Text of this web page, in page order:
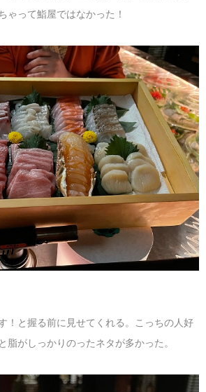
ゃって鮨屋ではなかった！
！と握る前に見せてくれる。こっちの人好
脂がしっかりのったネタが多かった。